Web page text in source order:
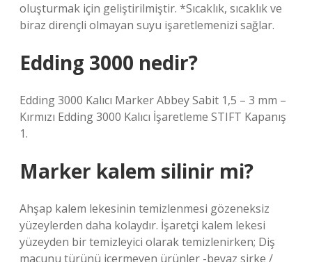
oluşturmak için geliştirilmiştir. *Sıcaklık, sıcaklık ve
biraz dirençli olmayan suyu işaretlemenizi sağlar.
Edding 3000 nedir?
Edding 3000 Kalıcı Marker Abbey Sabit 1,5 – 3 mm –
Kırmızı Edding 3000 Kalıcı İşaretleme STIFT Kapanış
1.
Marker kalem silinir mi?
Ahşap kalem lekesinin temizlenmesi gözeneksiz
yüzeylerden daha kolaydır. İşaretçi kalem lekesi
yüzeyden bir temizleyici olarak temizlenirken; Diş
macunu türünü içermeyen ürünler -beyaz sirke /